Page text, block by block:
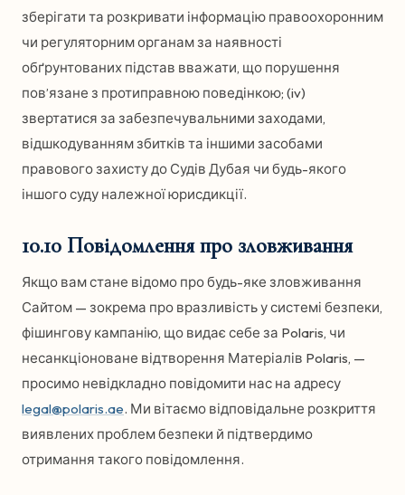
зберігати та розкривати інформацію правоохоронним
чи регуляторним органам за наявності
обґрунтованих підстав вважати, що порушення
пов’язане з протиправною поведінкою; (iv)
звертатися за забезпечувальними заходами,
відшкодуванням збитків та іншими засобами
правового захисту до Судів Дубая чи будь-якого
іншого суду належної юрисдикції.
10.10 Повідомлення про зловживання
Якщо вам стане відомо про будь-яке зловживання
Сайтом — зокрема про вразливість у системі безпеки,
фішингову кампанію, що видає себе за Polaris, чи
несанкціоноване відтворення Матеріалів Polaris, —
просимо невідкладно повідомити нас на адресу
legal@polaris.ae. Ми вітаємо відповідальне розкриття
виявлених проблем безпеки й підтвердимо
отримання такого повідомлення.